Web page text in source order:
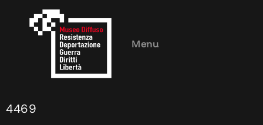
Menu
4469